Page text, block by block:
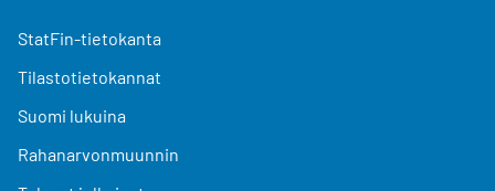
StatFin-tietokanta
Tilastotietokannat
Suomi lukuina
Rahanarvonmuunnin